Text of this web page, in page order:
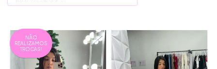
NÃO
REALIZAMOS
TROCAS!